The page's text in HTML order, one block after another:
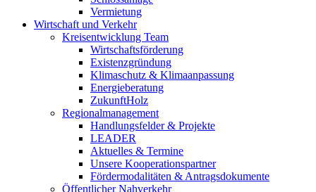
Vermietung
Wirtschaft und Verkehr
Kreisentwicklung Team
Wirtschaftsförderung
Existenzgründung
Klimaschutz & Klimaanpassung
Energieberatung
ZukunftHolz
Regionalmanagement
Handlungsfelder & Projekte
LEADER
Aktuelles & Termine
Unsere Kooperationspartner
Fördermodalitäten & Antragsdokumente
Öffentlicher Nahverkehr